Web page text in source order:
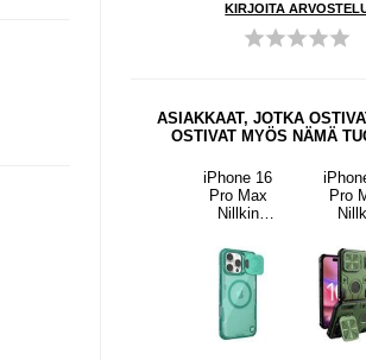
KIRJOITA
ASIAKKAAT, JOTKA
OSTIVAT MYÖS NÄMÄ
iPhone 16
Pro Max
Nillkin
Prop
Magneettinen
kotelo -
MagSafe-
yhteensopiva,
liukulinssi
Pro
Armor
-